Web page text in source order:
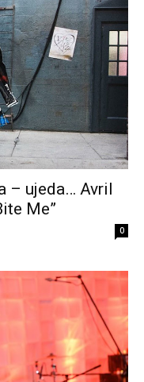
– ujeda… Avril
Me”
0